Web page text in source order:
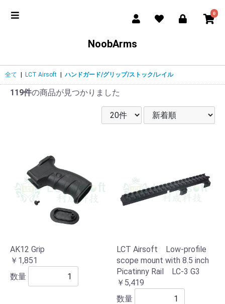
0
NoobArms
全て LCT Airsoft ハンドガード/グリップ/ストック/レイル
119件の商品が見つかりました
AK12 Grip
￥1,851
数量
LCT Airsoft Low-profile
scope mount with 8.5 inch
Picatinny Rail LC-3 G3
￥5,419
数量